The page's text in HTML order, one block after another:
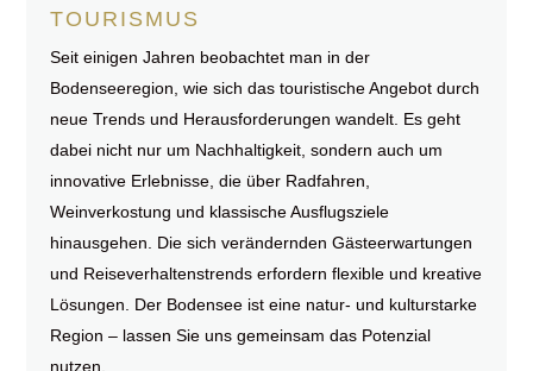
TOURISMUS
Seit einigen Jahren beobachtet man in der
Bodenseeregion, wie sich das touristische Angebot durch
neue Trends und Herausforderungen wandelt. Es geht
dabei nicht nur um Nachhaltigkeit, sondern auch um
innovative Erlebnisse, die über Radfahren,
Weinverkostung und klassische Ausflugsziele
hinausgehen. Die sich verändernden Gästeerwartungen
und Reiseverhaltenstrends erfordern flexible und kreative
Lösungen. Der Bodensee ist eine natur- und kulturstarke
Region – lassen Sie uns gemeinsam das Potenzial
nutzen.